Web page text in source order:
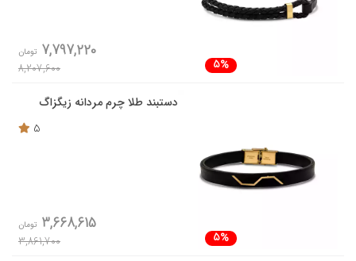
5%
7,797,220 تومان
8,207,600
دستبند طلا چرم مردانه زیگزاگ
5
5%
3,668,615 تومان
3,861,700